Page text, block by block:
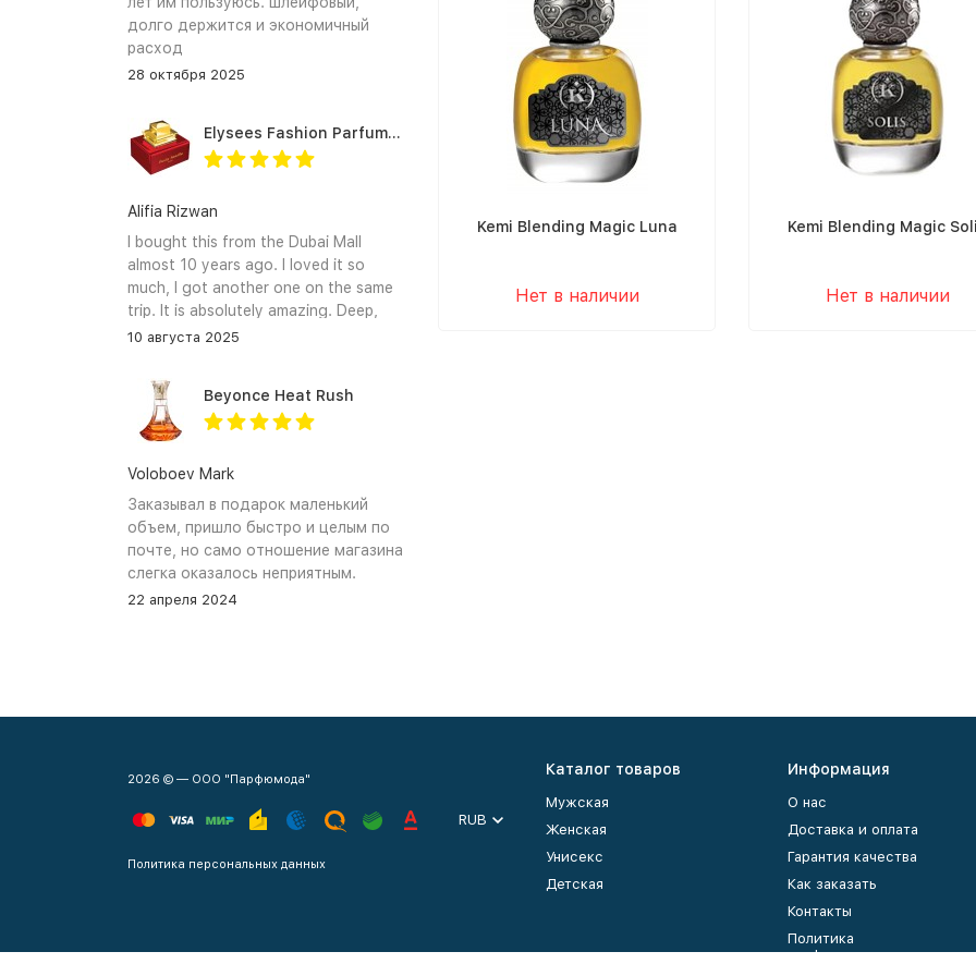
Kemi Blending Magic Luna
Нет в наличии
Kemi Blending Magic
Нет в наличии
долго держится и экономичный
расход
28 октября 2025
Elysees Fashion Parfums Purity Vanilla
Alifia Rizwan
I bought this from the Dubai Mall
almost 10 years ago. I loved it so
much, I got another one on the same
trip. It is absolutely amazing. Deep,
enchanting notes that linger on the
find it again.
10 августа 2025
Beyonce Heat Rush
Voloboev Mark
Заказывал в подарок маленький
объем, пришло быстро и целым по
почте, но само отношение магазина
слегка оказалось неприятным.
Сначала обещали связться, но
22 апреля 2024
2026 © — ООО "Парфюмода"
RUB
Политика персональных данных
Каталог товаров
Мужская
Женская
Унисекс
Детская
Информация
О нас
Доставка и оплата
Гарантия качества
Как заказать
Контакты
Политика
конфиденциальности